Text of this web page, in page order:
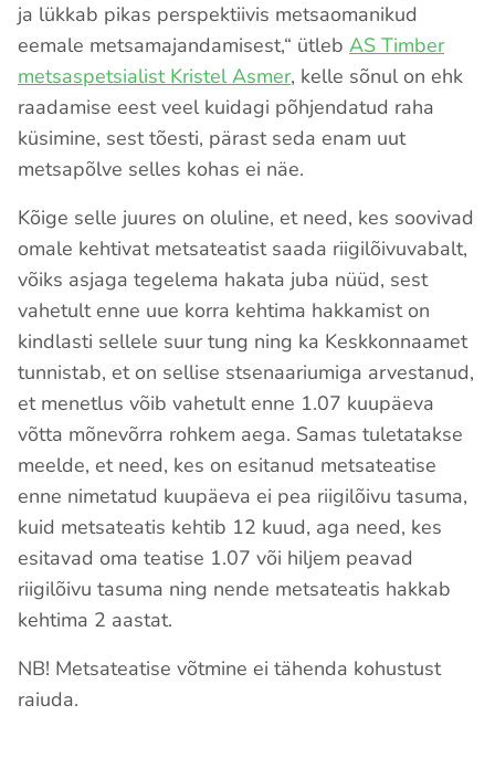
ja lükkab pikas perspektiivis metsaomanikud
eemale metsamajandamisest,“ ütleb AS Timber
metsaspetsialist Kristel Asmer, kelle sõnul on ehk
raadamise eest veel kuidagi põhjendatud raha
küsimine, sest tõesti, pärast seda enam uut
metsapõlve selles kohas ei näe.
Kõige selle juures on oluline, et need, kes soovivad
omale kehtivat metsateatist saada riigilõivuvabalt,
võiks asjaga tegelema hakata juba nüüd, sest
vahetult enne uue korra kehtima hakkamist on
kindlasti sellele suur tung ning ka Keskkonnaamet
tunnistab, et on sellise stsenaariumiga arvestanud,
et menetlus võib vahetult enne 1.07 kuupäeva
võtta mõnevõrra rohkem aega. Samas tuletatakse
meelde, et need, kes on esitanud metsateatise
enne nimetatud kuupäeva ei pea riigilõivu tasuma,
kuid metsateatis kehtib 12 kuud, aga need, kes
esitavad oma teatise 1.07 või hiljem peavad
riigilõivu tasuma ning nende metsateatis hakkab
kehtima 2 aastat.
NB! Metsateatise võtmine ei tähenda kohustust
raiuda.